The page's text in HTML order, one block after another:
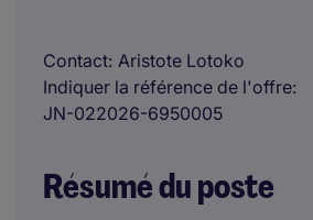
Contact Aristote Lotoko
Indiquer la référence de l'offre
JN-022026-6950005
Résumé du poste